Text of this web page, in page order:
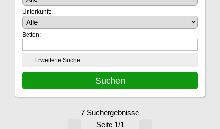
Unterkunft:
Betten:
Erweiterte Suche
7 Suchergebnisse
Seite 1/1